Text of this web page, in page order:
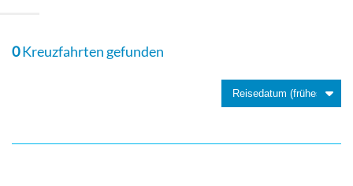
0Kreuzfahrten gefunden